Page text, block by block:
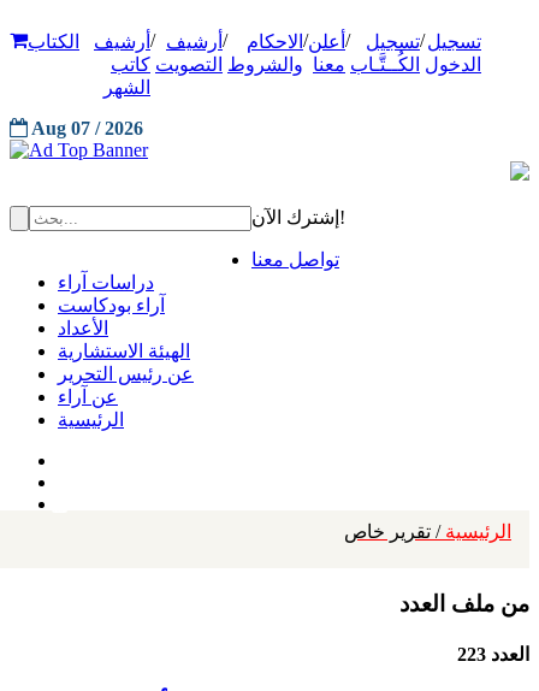
تسجيل
الدخول
/تسجيل
الكُــتَّـاب
/ أعلن
معنا
/ الاحكام
والشروط
/ أرشيف
التصويت
/ أرشيف
كاتب
الشهر
الكتاب
Aug 07 / 2026
إشترك الآن!
تواصل معنا
دراسات آراء
آراء بودكاست
الأعداد
الهيئة الاستشارية
عن رئيس التحرير
عن آراء
الرئيسية
الرئيسية / تقرير خاص
من ملف العدد
العدد 223